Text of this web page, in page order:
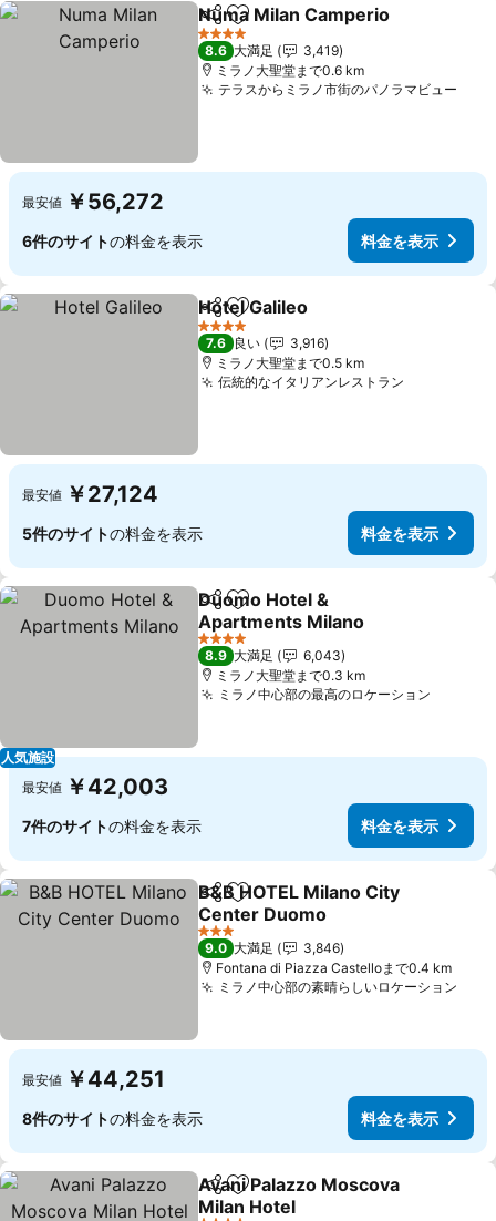
シェアお気に入りに追加
Numa Milan Camperio
4 ホテルのランク
8.6 大満足
3,419
ミラノ大聖堂まで0.6 km
テラスからミラノ市街のパノラマビュー
最安値 ￥56,272
6件のサイトの料金を表示 料金を表示
シェアお気に入りに追加
Hotel Galileo
4 ホテルのランク
7.6 良い
3,916
ミラノ大聖堂まで0.5 km
伝統的なイタリアンレストラン
最安値 ￥27,124
5件のサイトの料金を表示 料金を表示
人気施設
シェアお気に入りに追加
Duomo Hotel &
Apartments Milano
4 ホテルのランク
8.9 大満足
6,043
ミラノ大聖堂まで0.3 km
ミラノ中心部の最高のロケーション
最安値 ￥42,003
7件のサイトの料金を表示 料金を表示
シェアお気に入りに追加
B&B HOTEL Milano City
Center Duomo
3 ホテルのランク
9.0 大満足
3,846
Fontana di Piazza Castelloまで0.4 km
ミラノ中心部の素晴らしいロケーション
最安値 ￥44,251
8件のサイトの料金を表示 料金を表示
シェアお気に入りに追加
Avani Palazzo Moscova
Milan Hotel